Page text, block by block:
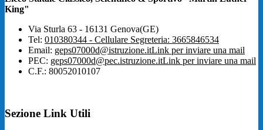
King"
Via Sturla 63 - 16131 Genova(GE)
Tel: 010380344 - Cellulare Segreteria: 3665846534
Email: geps07000d@istruzione.itLink per inviare una mail
PEC: geps07000d@pec.istruzione.itLink per inviare una mail
C.F.: 80052010107
Sezione Link Utili